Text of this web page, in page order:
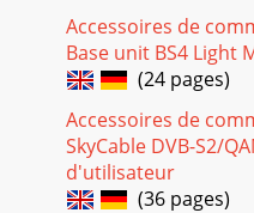
Accessoires de
Base unit BS4 Light
(24 pages)
Accessoires de
SkyCable DVB-S2/
d'utilisateur
(36 pages)